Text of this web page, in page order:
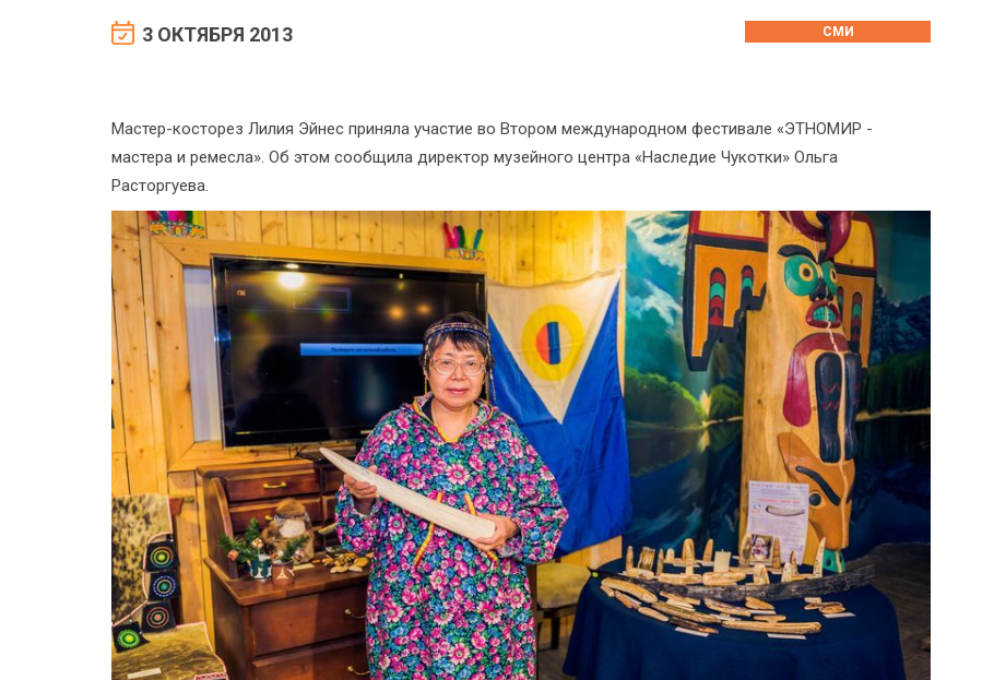
3 ОКТЯБРЯ 2013 СМИ
Мастер-косторез Лилия Эйнес приняла участие во Втором международном фестивале «ЭТНОМИР -
мастера и ремесла». Об этом сообщила директор музейного центра «Наследие Чукотки» Ольга
Расторгуева.